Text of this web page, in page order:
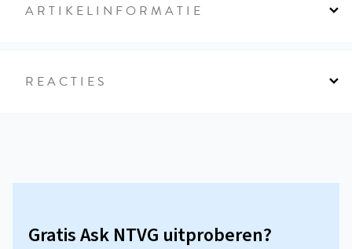
ARTIKELINFORMATIE
REACTIES
Gratis Ask NTVG uitproberen?